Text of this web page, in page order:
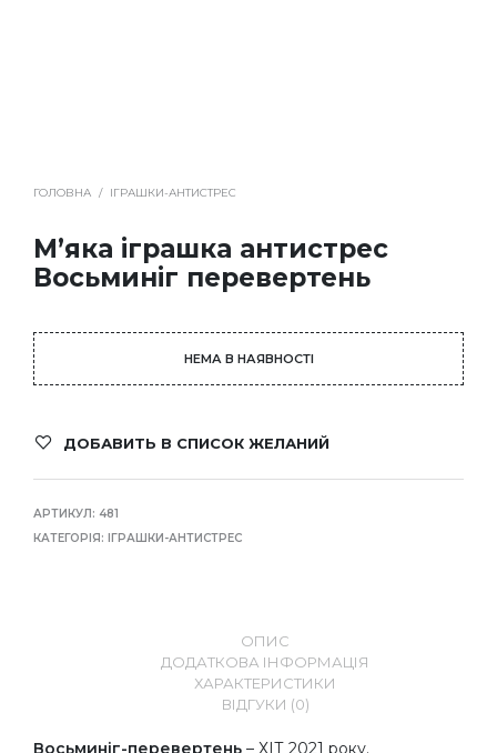
ГОЛОВНА / ІГРАШКИ-АНТИСТРЕС
М’яка іграшка антистрес
Восьминіг перевертень
НЕМА В НАЯВНОСТІ
ДОБАВИТЬ В СПИСОК ЖЕЛАНИЙ
АРТИКУЛ: 481
КАТЕГОРІЯ: ІГРАШКИ-АНТИСТРЕС
ОПИС
ДОДАТКОВА ІНФОРМАЦІЯ
ХАРАКТЕРИСТИКИ
ВІДГУКИ (0)
Восьминіг-перевертень – ХІТ 2021 року.